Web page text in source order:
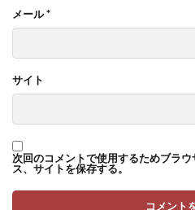
メール*
サイト
次回のコメントで使用するためブラ
ス、サイトを保存する。